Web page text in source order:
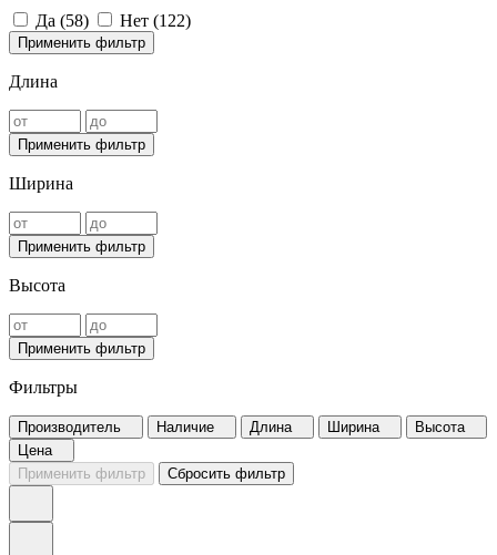
Да (58) Нет (122)
Применить фильтр
Длина
Применить фильтр
Ширина
Применить фильтр
Высота
Применить фильтр
Фильтры
Производитель Наличие Длина Ширина
Высота
Цена
Применить фильтр
Сбросить фильтр